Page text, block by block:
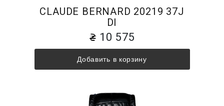
CLAUDE BERNARD 20219 37J
DI
10 575
Добавить в корзину